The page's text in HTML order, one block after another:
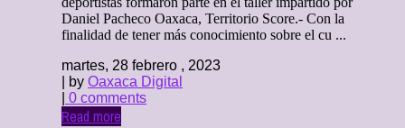
Daniel Pacheco Oaxaca, Territorio Score.- Con la
finalidad de tener más conocimiento sobre el cu ...
martes, 28 febrero , 2023
| by Oaxaca Digital
0 comments
Read more